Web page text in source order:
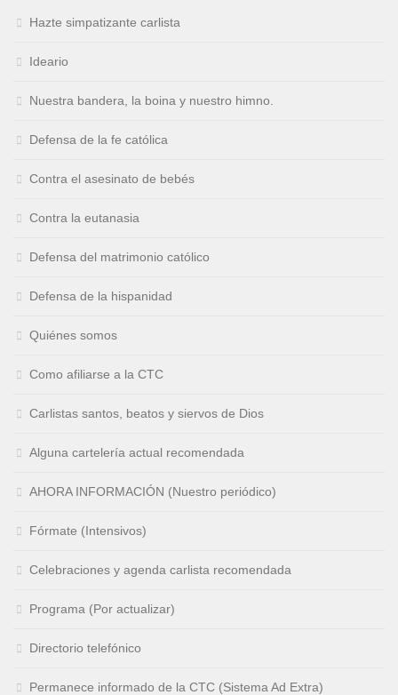
Hazte simpatizante carlista
Ideario
Nuestra bandera, la boina y nuestro himno.
Defensa de la fe católica
Contra el asesinato de bebés
Contra la eutanasia
Defensa del matrimonio católico
Defensa de la hispanidad
Quiénes somos
Como afiliarse a la CTC
Carlistas santos, beatos y siervos de Dios
Alguna cartelería actual recomendada
AHORA INFORMACIÓN (Nuestro periódico)
Fórmate (Intensivos)
Celebraciones y agenda carlista recomendada
Programa (Por actualizar)
Directorio telefónico
Permanece informado de la CTC (Sistema Ad Extra)